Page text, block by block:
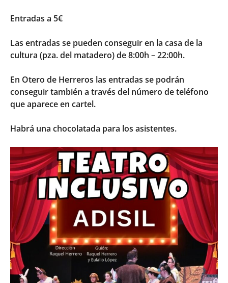
Entradas a 5€
Las entradas se pueden conseguir en la casa de la
cultura (pza. del matadero) de 8:00h – 22:00h.
En Otero de Herreros las entradas se podrán
conseguir también a través del número de teléfono
que aparece en cartel.
Habrá una chocolatada para los asistentes.